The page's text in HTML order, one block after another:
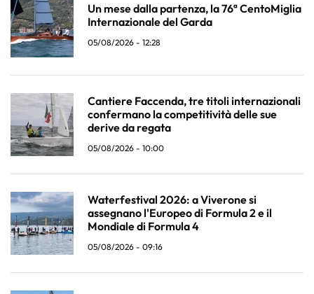
Un mese dalla partenza, la 76ª CentoMiglia
Internazionale del Garda
05/08/2026 - 12:28
Cantiere Faccenda, tre titoli internazionali
confermano la competitività delle sue
derive da regata
05/08/2026 - 10:00
Waterfestival 2026: a Viverone si
assegnano l'Europeo di Formula 2 e il
Mondiale di Formula 4
05/08/2026 - 09:16